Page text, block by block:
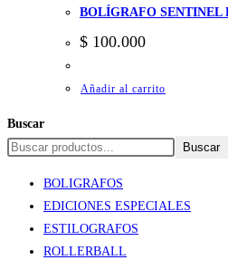
BOLÍGRAFO SENTINEL
$ 100.000
Añadir al carrito
Buscar
Buscar
BOLIGRAFOS
EDICIONES ESPECIALES
ESTILOGRAFOS
ROLLERBALL